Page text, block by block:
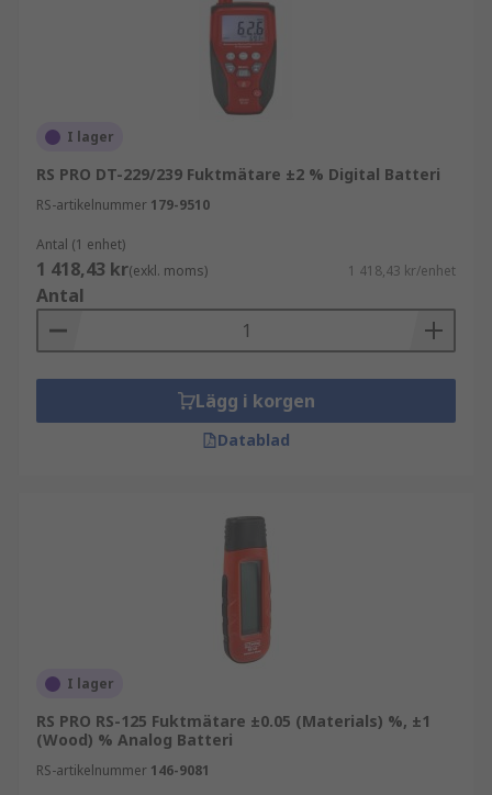
omfattar lösningar för både enklare mätningar
och avancerad analys. Vi på RS Components
kombinerar ett brett sortiment med teknisk
expertis för att hjälpa dig säkerställa rätt
fuktnivåer. Vårt fokus ligger på att stödja hållbar
byggnation, effektiv drift och kvalitetssäkring.
Se RS PRO-sortimentet
Relaterade produkter
För kompletterande mätutrustning kan du även
utforska:
hygrometrar
När du väljer fuktmätare är det viktigt att ta
hänsyn till material, mätmetod och noggrannhet.
Rätt val säkerställer tillförlitlig fuktanalys och
minimerar risken för skador.
I lager
RS PRO DT-229/239 Fuktmätare ±2 % Digital Batteri
RS-artikelnummer 179-9510
Antal (1 enhet)
1 418,43 kr(exkl. moms) 1 418,43 kr/enhet
Antal
Lägg i korgen
Datablad
I lager
RS PRO RS-125 Fuktmätare ±0.05 (Materials) %, ±1
(Wood) % Analog Batteri
RS-artikelnummer 146-9081